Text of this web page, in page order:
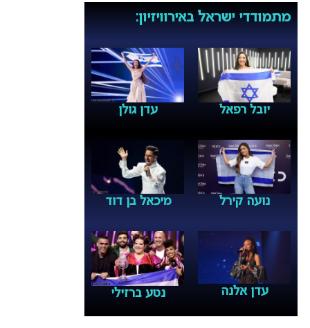
מתמודדי ישראל באירוויזיון:
יובל רפאל עדן גולן
נועה קירל מיכאל בן דוד
עדן אלנה נטע ברזילי